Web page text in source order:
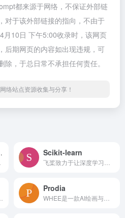
都来源于网络，不保证外部链
对于该外部链接的指向，不由于
月10日 下午5:00收录时，该网页
后期网页的内容如出现违规，可
，于总日常不承担任何责任。
络站点资源收集与分享！
Scikit-learn
Prodia